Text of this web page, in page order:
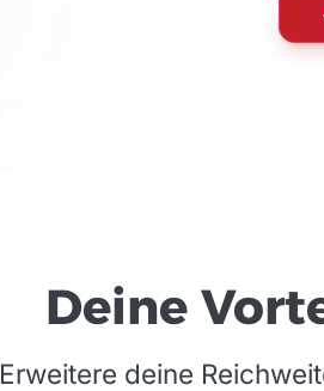
Deine
Erweitere deine